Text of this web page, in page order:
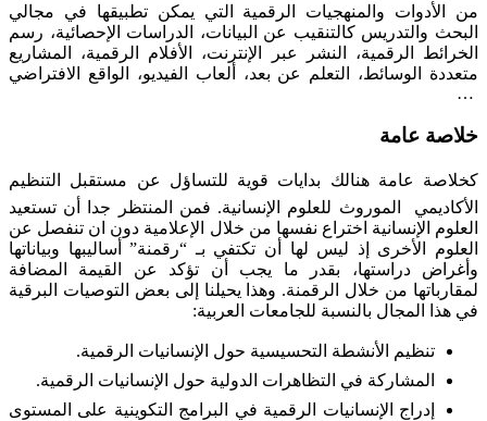
من الأدوات والمنهجيات الرقمية التي يمكن تطبيقها في مجالي
البحث والتدريس كالتنقيب عن البيانات، الدراسات الإحصائية، رسم
الخرائط الرقمية، النشر عبر الإنترنت، الأفلام الرقمية، المشاريع
متعددة الوسائط، التعلم عن بعد، ألعاب الفيديو، الواقع الافتراضي
…
خلاصة عامة
كخلاصة عامة هنالك بدايات قوية للتساؤل عن مستقبل التنظيم
الأكاديمي الموروث للعلوم الإنسانية. فمن المنتظر جدا أن تستعيد
العلوم الإنسانية اختراع نفسها من خلال الإعلامية دون ان تنفصل عن
العلوم الأخرى إذ ليس لها أن تكتفي بـ “رقمنة” أساليبها وبياناتها
وأغراض دراستها، بقدر ما يجب أن تؤكد عن القيمة المضافة
لمقارباتها من خلال الرقمنة. وهذا يحيلنا إلى بعض التوصيات البرقية
في هذا المجال بالنسبة للجامعات العربية:
تنظيم الأنشطة التحسيسية حول الإنسانيات الرقمية.
المشاركة في التظاهرات الدولية حول الإنسانيات الرقمية.
إدراج الإنسانيات الرقمية في البرامج التكوينية على المستوى